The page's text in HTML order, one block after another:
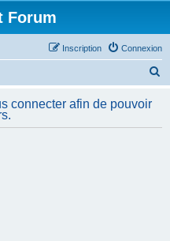
Forum
Connexion
Inscription
h
connecter afin de pouvoir